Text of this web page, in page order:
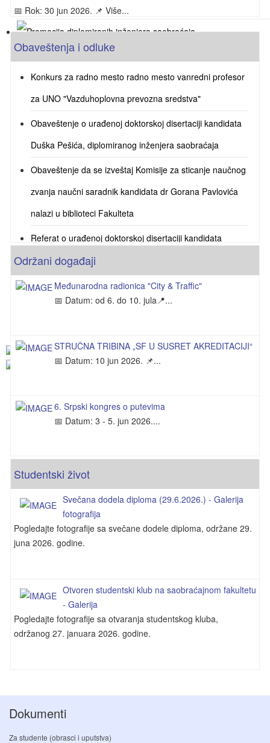
Promocija diplomiranih inženjera saobraćaja
29.06.2026. u 09 časova u amfiteatru 125.
📅 Rok: 30 jun 2026. 📌 Više...
Obaveštenja i odluke
Konkurs za radno mesto radno mesto vanredni profesor
za UNO "Vazduhoplovna prevozna sredstva"
Obaveštenje o urađenoj doktorskoj disertaciji kandidata
Duška Pešića, diplomiranog inženjera saobraćaja
Obaveštenje da se izveštaj Komisije za sticanje naučnog
zvanja naučni saradnik kandidata dr Gorana Pavlovića
nalazi u biblioteci Fakulteta
Referat o urađenoj doktorskoj disertaciji kandidata
Sretena Jevremovića, master inženjera saobraćaja
Izveštaj komisije o prijavljenim kandidatima za izbor u
zvanje vanrednog profesora za užu naučnu oblast
Održani događaji
Međunarodna radionica "City & Traffic"
📅 Datum: od 6. do 10. jula📍...
STRUČNA TRIBINA „SF U SUSRET AKREDITACIJI“
📅 Datum: 10 jun 2026. 📌...
6. Srpski kongres o putevima
📅 Datum: 3 - 5. jun 2026....
Studentski život
Svečana dodela diploma (29.6.2026.) - Galerija
fotografija
Pogledajte fotografije sa svečane dodele diploma, održane 29.
juna 2026. godine.
Otvoren studentski klub na saobraćajnom fakultetu
- Galerija
Pogledajte fotografije sa otvaranja studentskog kluba,
održanog 27. januara 2026. godine.
Dokumenti
Za studente (obrasci i uputstva)